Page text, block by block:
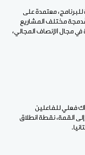
للبرنامج، معتمدة على
مختلف المشاريع
مجال الإنصاف المجالي،
فعلي للفاعلين
القمة، نقطة انطلاق